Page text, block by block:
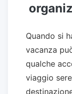
Quando si
vacanza
qualche
viaggio